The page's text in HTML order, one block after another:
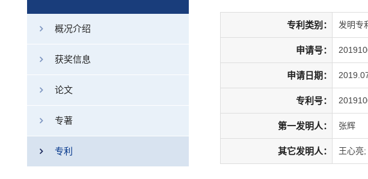
概况介绍
获奖信息
论文
专著
专利
专利类别： 发明专
申请号：
申请日期：
专利号：
第一发明人： 张辉
其它发明人： 王心亮